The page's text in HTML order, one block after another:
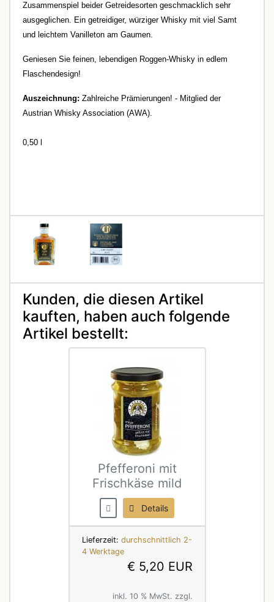
Zusammenspiel beider Getreidesorten geschmacklich sehr
ausgeglichen. Ein getreidiger, würziger Whisky mit viel Samt
und leichtem Vanilleton am Gaumen.
Geniesen Sie feinen, lebendigen Roggen-Whisky in edlem
Flaschendesign!
Auszeichnung: Zahlreiche Prämierungen! - Mitglied der
Austrian Whisky Association (AWA).
0,50 l
Kunden, die diesen Artikel
kauften, haben auch folgende
Artikel bestellt:
Pfefferoni mit
Frischkäse mild
Details
Lieferzeit: durchschnittlich 2-
4 Werktage
€ 5,20 EUR
inkl. 10 % MwSt. zzgl.